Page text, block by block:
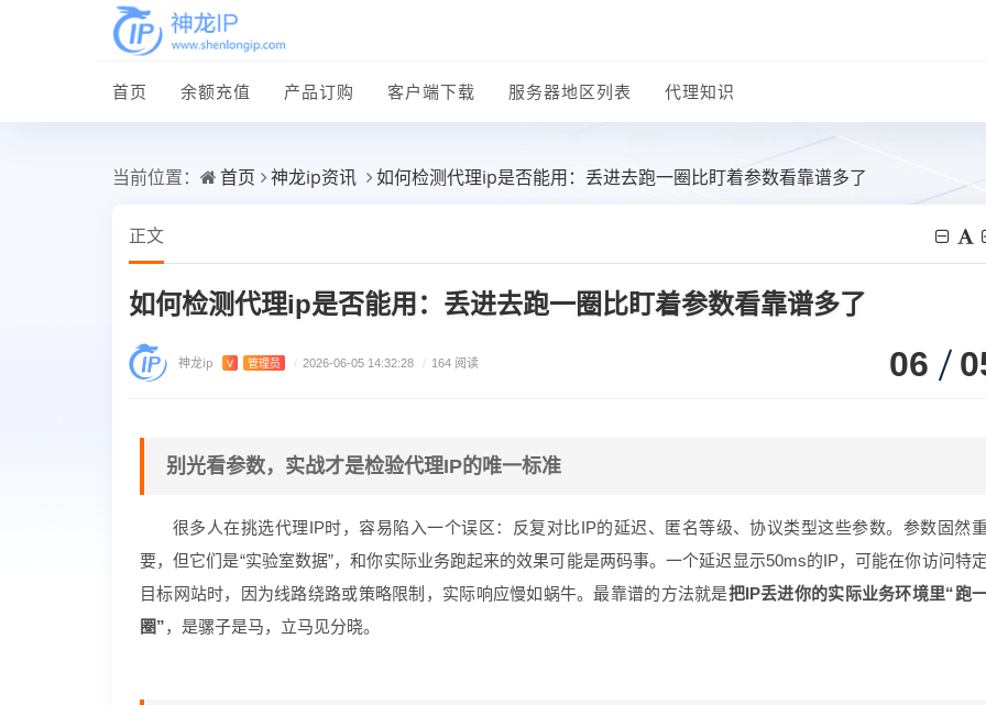
首页 余额充值 产品订购 客户端下载 服务器地区列表 代理知识
当前位置： 首页 神龙ip资讯 如何检测代理ip是否能用：丢进去跑一圈比盯着参数看靠谱多了
正文
如何检测代理ip是否能用：丢进去跑一圈比盯着参数看靠谱多了
神龙ip V 管理员 / 2026-06-05 14:32:28 / 164 阅读 06
别光看参数，实战才是检验代理IP的唯一标准
很多人在挑选代理IP时，容易陷入一个误区：反复对比IP的延迟、匿名等级、协议类型这些参数。参数固然
要，但它们是“实验室数据”，和你实际业务跑起来的效果可能是两码事。一个延迟显示50ms的IP，可能在你访问特定
目标网站时，因为线路绕路或策略限制，实际响应慢如蜗牛。最靠谱的方法就是把IP丢进你的实际业务环境里“跑
圈”，是骡子是马，立马见分晓。